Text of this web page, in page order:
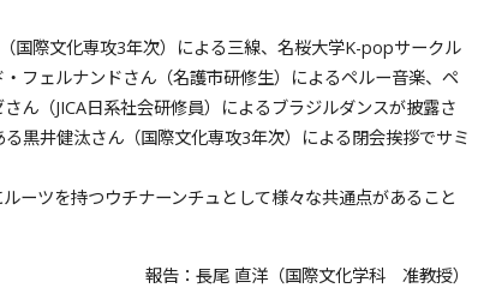
国際文化専攻3年次）による三線、名桜大学K-popサークル
フェルナンドさん（名護市研修生）によるペルー音楽、ペ
ん（JICA日系社会研修員）によるブラジルダンスが披露さ
黒井健汰さん（国際文化専攻3年次）による閉会挨拶でサミ
ーツを持つウチナーンチュとして様々な共通点があること
報告：長尾 直洋（国際文化学科 准教授）